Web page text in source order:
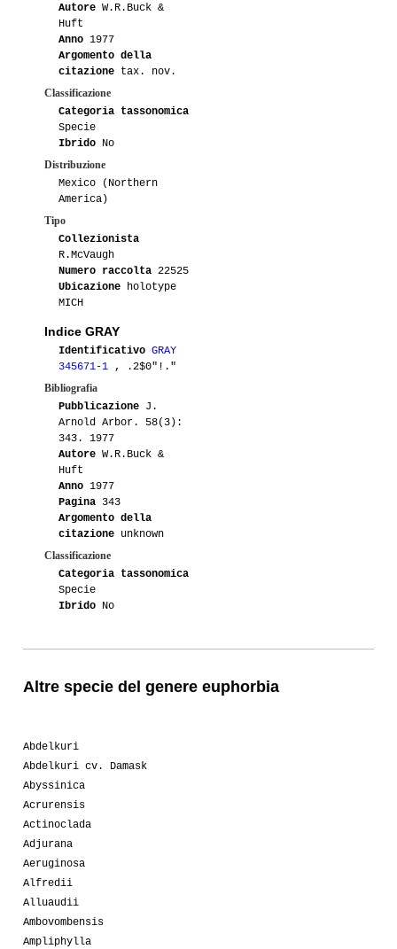
Autore W.R.Buck &
Huft
Anno 1977
Argomento della
citazione tax. nov.
Classificazione
Categoria tassonomica
Specie
Ibrido No
Distribuzione
Mexico (Northern
America)
Tipo
Collezionista
R.McVaugh
Numero raccolta 22525
Ubicazione holotype
MICH
Indice GRAY
Identificativo GRAY
345671-1 , .2$0"!."
Bibliografia
Pubblicazione J.
Arnold Arbor. 58(3):
343. 1977
Autore W.R.Buck &
Huft
Anno 1977
Pagina 343
Argomento della
citazione unknown
Classificazione
Categoria tassonomica
Specie
Ibrido No
Altre specie del genere euphorbia
Abdelkuri
Abdelkuri cv. Damask
Abyssinica
Acrurensis
Actinoclada
Adjurana
Aeruginosa
Alfredii
Alluaudii
Ambovombensis
Ampliphylla